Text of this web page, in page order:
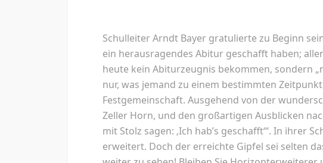
Schulleiter Arndt Bayer gratulierte zu Beginn
ein herausragendes Abitur geschafft haben;
heute kein Abiturzeugnis bekommen, sondern
nur, was jemand zu einem bestimmten
Festgemeinschaft. Ausgehend von der
Zeller Horn, und den großartigen Ausblicken
mit Stolz sagen: ‚Ich hab’s geschafft‘“. In
erweitert. Doch der erreichte Gipfel sei selten